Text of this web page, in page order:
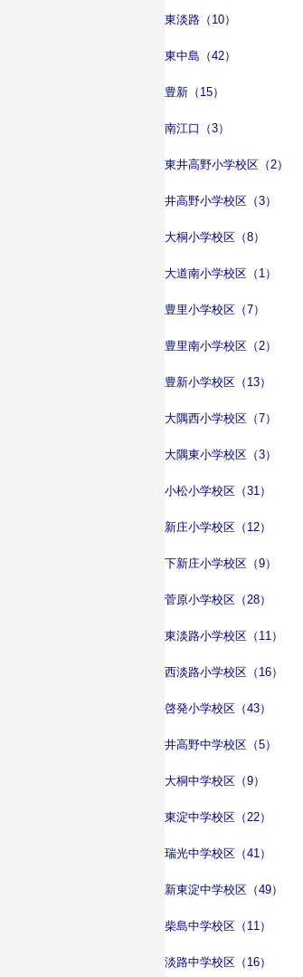
東淡路（10）
東中島（42）
豊新（15）
南江口（3）
東井高野小学校区（2）
井高野小学校区（3）
大桐小学校区（8）
大道南小学校区（1）
豊里小学校区（7）
豊里南小学校区（2）
豊新小学校区（13）
大隅西小学校区（7）
大隅東小学校区（3）
小松小学校区（31）
新庄小学校区（12）
下新庄小学校区（9）
菅原小学校区（28）
東淡路小学校区（11）
西淡路小学校区（16）
啓発小学校区（43）
井高野中学校区（5）
大桐中学校区（9）
東淀中学校区（22）
瑞光中学校区（41）
新東淀中学校区（49）
柴島中学校区（11）
淡路中学校区（16）